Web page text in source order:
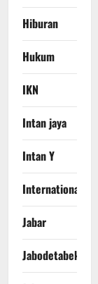
Hiburan
Hukum
IKN
Intan jaya
Intan Y
International
Jabar
Jabodetabek